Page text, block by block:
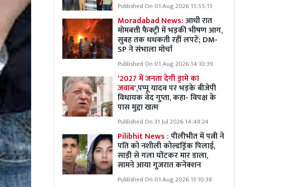
Published On 01 Aug 2026 15:55:15
Moradabad News:आधी रात
मोमबत्ती फैक्ट्री में भड़की भीषण आग,
सुबह तक धधकती रहीं लपटें; DM-
SP ने संभाला मोर्चा
Published On 01 Aug 2026 14:10:39
'2027 में जनता देगी ड्रामे का
जवाब',पप्पू यादव पर भड़के बीजेपी
विधायक वेद गुप्ता, कहा- विपक्ष के
पास मुद्दा खत्म
Published On 31 Jul 2026 14:48:24
Pilibhit News :पीलीभीत में पत्नी ने
पति को नशीली कोल्डड्रिंक पिलाई,
साड़ी से गला घोंटकर मार डाला,
सामने आया गुजरात कनेक्शन
Published On 01 Aug 2026 13:10:38